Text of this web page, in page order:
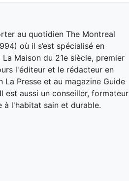
au quotidien The Montreal
où il s’est spécialisé en
Maison du 21e siècle, premier
l'éditeur et le rédacteur en
Presse et au magazine Guide
est aussi un conseiller, formateur
l'habitat sain et durable.